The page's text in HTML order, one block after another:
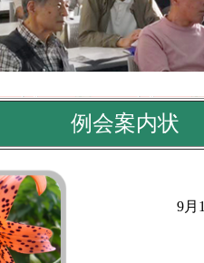
例会案内状
9月